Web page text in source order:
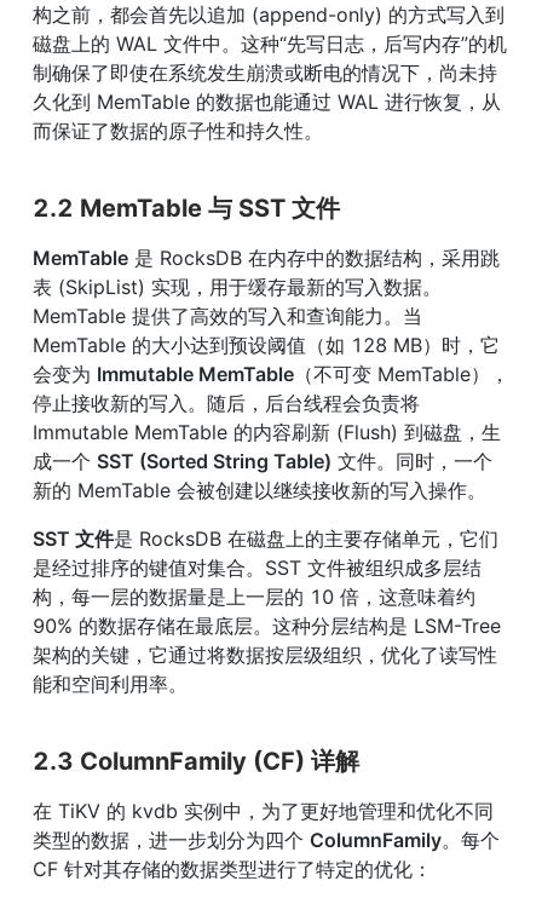
构之前，都会首先以追加 (append-only) 的方式写入到
磁盘上的 WAL 文件中。这种“先写日志，后写内存”的机
制确保了即使在系统发生崩溃或断电的情况下，尚未持
久化到 MemTable 的数据也能通过 WAL 进行恢复，从
而保证了数据的原子性和持久性。
2.2 MemTable 与 SST 文件
MemTable 是 RocksDB 在内存中的数据结构，采用跳
表 (SkipList) 实现，用于缓存最新的写入数据。
MemTable 提供了高效的写入和查询能力。当
MemTable 的大小达到预设阈值（如 128 MB）时，它
会变为 Immutable MemTable （不可变 MemTable），
停止接收新的写入。随后，后台线程会负责将
Immutable MemTable 的内容刷新 (Flush) 到磁盘，生
成一个 SST (Sorted String Table) 文件。同时，一个
新的 MemTable 会被创建以继续接收新的写入操作。
SST 文件是 RocksDB 在磁盘上的主要存储单元，它们
是经过排序的键值对集合。SST 文件被组织成多层结
构，每一层的数据量是上一层的 10 倍，这意味着约
90% 的数据存储在最底层。这种分层结构是 LSM-Tree
架构的关键，它通过将数据按层级组织，优化了读写性
能和空间利用率。
2.3 ColumnFamily (CF) 详解
在 TiKV 的 kvdb 实例中，为了更好地管理和优化不同
类型的数据，进一步划分为四个 ColumnFamily。每个
CF 针对其存储的数据类型进行了特定的优化：